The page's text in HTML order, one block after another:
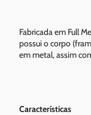
Fabricada em Full
possui o corpo
em metal, assim
Características